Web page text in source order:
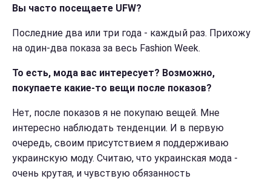
Вы часто посещаете UFW?
Последние два или три года - каждый раз. Прихожу
на один-два показа за весь Fashion Week.
То есть, мода вас интересует? Возможно,
покупаете какие-то вещи после показов?
Нет, после показов я не покупаю вещей. Мне
интересно наблюдать тенденции. И в первую
очередь, своим присутствием я поддерживаю
украинскую моду. Cчитаю, что украинская мода -
очень крутая, и чувствую обязанность